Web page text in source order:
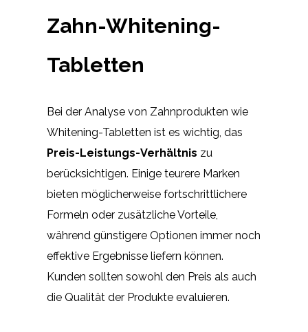
Zahn-Whitening-
Tabletten
Bei der Analyse von Zahnprodukten wie
Whitening-Tabletten ist es wichtig, das
Preis-Leistungs-Verhältnis zu
berücksichtigen. Einige teurere Marken
bieten möglicherweise fortschrittlichere
Formeln oder zusätzliche Vorteile,
während günstigere Optionen immer noch
effektive Ergebnisse liefern können.
Kunden sollten sowohl den Preis als auch
die Qualität der Produkte evaluieren.